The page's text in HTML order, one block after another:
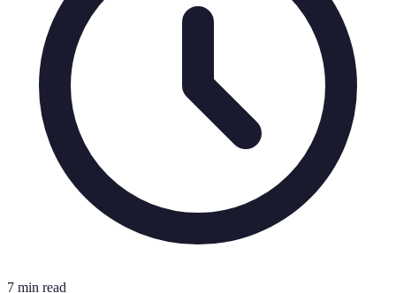
7 min read